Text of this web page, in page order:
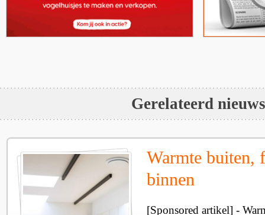
Gerelateerd nieuws
Warmte buiten,
binnen
[Sponsored artikel] -